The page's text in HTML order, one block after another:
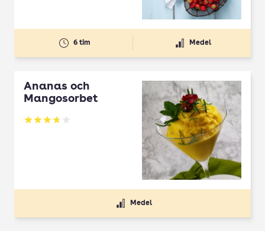
6 tim Medel
Ananas och
Mangosorbet
Betyg: 3.75 av 5
Medel